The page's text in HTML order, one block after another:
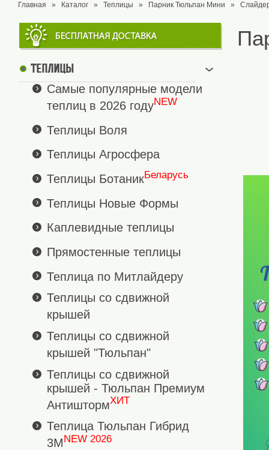
Главная » Каталог » Теплицы » Парник Тюльпан Мини »
Теплицы
Самые популярные модели
теплиц в 2026 годуNEW
Теплицы Воля
Теплицы Агросфера
Теплицы БотаникБеларусь
Теплицы Новые Формы
Каплевидные теплицы
Прямостенные теплицы
Теплица по Митлайдеру
Теплицы со сдвижной
крышей
Теплицы со сдвижной
крышей "Тюльпан"
Теплицы со сдвижной
крышей - Тюльпан Премиум
АнтиштормХИТ
Теплица Тюльпан Гибрид
3М NEW 2026